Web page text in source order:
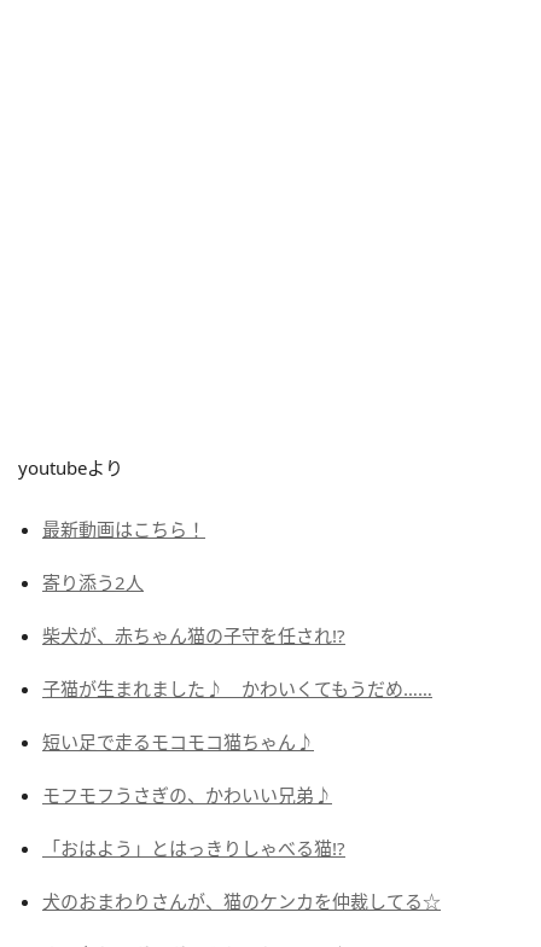
youtubeより
最新動画はこちら！
寄り添う2人
柴犬が、赤ちゃん猫の子守を任され!?
子猫が生まれました♪ かわいくてもうだめ……
短い足で走るモコモコ猫ちゃん♪
モフモフうさぎの、かわいい兄弟♪
「おはよう」とはっきりしゃべる猫!?
犬のおまわりさんが、猫のケンカを仲裁してる☆